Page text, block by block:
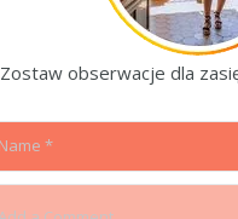
Zostaw obserwacje dla